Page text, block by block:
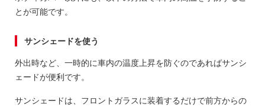
とが可能です。
サンシェードを使う
外出時など、一時的に車内の温度上昇を防ぐのであればサンシ
ェードが便利です。
サンシェードは、フロントガラスに装着するだけで前方からの